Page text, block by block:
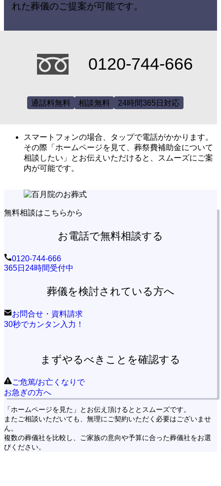
れた葬儀のご提案が可能です。
0120-744-666
通話料無料 相談無料 24時間365日対応
スマートフォンの場合、タップで電話がかかります。
その際「ホームページを見て、葬祭費補助金について
相談したい」とお伝えいただけると、スムーズにご案
内が可能です。
無料相談はこちらから
お電話で無料相談する
0120-744-666
365日24時間受付中
葬儀を検討されている方へ
お問合せ・資料請求
30秒でカンタン入力！
まずやるべきことを確認する
ご危篤/お亡くなりで
お急ぎの方へ
「ホームページを見た」とお伝え頂けるととスムーズです。
またご相談いただいても、無理にご契約いただく必要はございませ
ん。
複数の葬儀社を比較し、ご家族の意向や予算に合った葬儀社をお選
びください。